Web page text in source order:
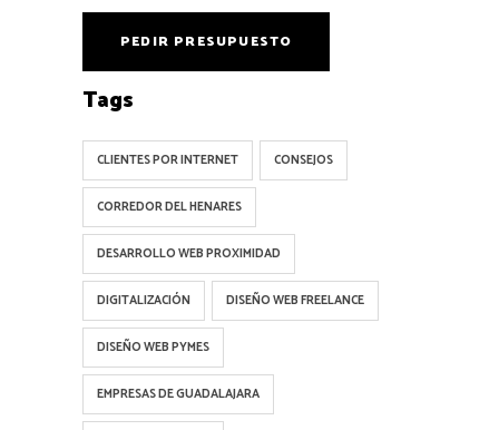
Tags
CLIENTES POR INTERNET CONSEJOS
CORREDOR DEL HENARES
DESARROLLO WEB PROXIMIDAD
DIGITALIZACIÓN DISEÑO WEB FREELANCE
DISEÑO WEB PYMES
EMPRESAS DE GUADALAJARA